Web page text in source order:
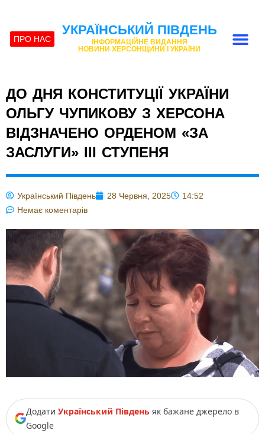
ПРО НАС
УКРАЇНСЬКИЙ ПІВДЕНЬ
ІНФОРМАЦІЙНЕ ВИДАННЯ
НОВИНИ ХЕРСОНЩИНИ І УКРАЇНИ
ДО ДНЯ КОНСТИТУЦІЇ УКРАЇНИ
ОЛЬГУ ЧУПИКОВУ З ХЕРСОНА
ВІДЗНАЧЕНО ОРДЕНОМ «ЗА
ЗАСЛУГИ» ІІІ СТУПЕНЯ
Український Південь 28 Червня, 2025
14:52
Немає коментарів
Додати Український Південь як бажане джерело в
Google